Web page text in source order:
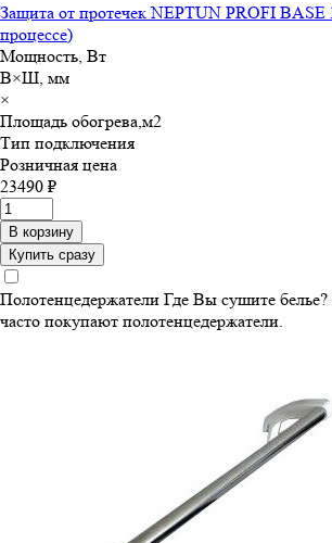
Защита от протечек NEPTUN PROFI BASE
процессе)
Мощность, Вт
В×Ш, мм
×
Площадь обогрева,м2
Тип подключения
Розничная цена
23490 ₽
В корзину
Купить сразу
Полотенцедержатели Где Вы сушите
часто покупают полотенцедержатели.